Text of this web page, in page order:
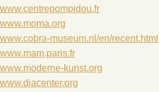
www.centrepompidou.fr
www.moma.org
www.cobra-museum.nl/en/recent.html
www.mam.paris.fr
www.moderne-kunst.org
www.diacenter.org